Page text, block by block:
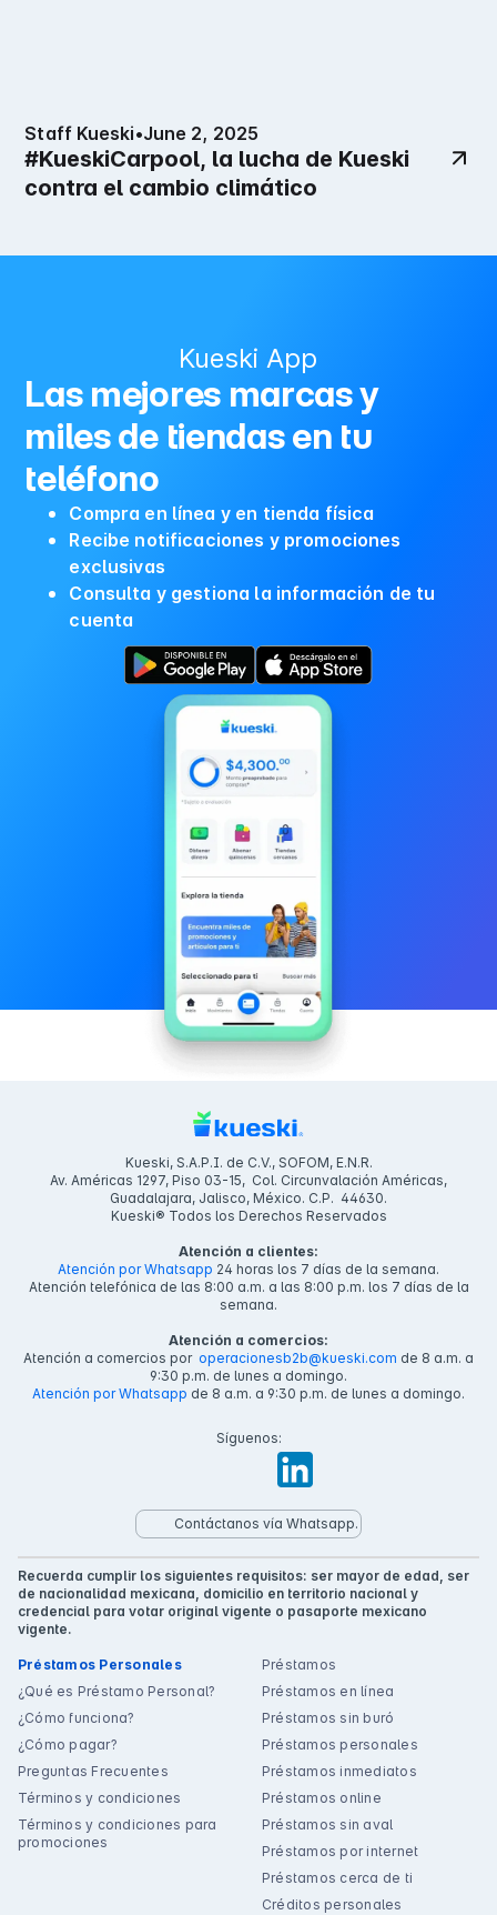
Staff Kueski•June 2, 2025
#KueskiCarpool, la lucha de Kueski
contra el cambio climático
Kueski App
Las mejores marcas y
miles de tiendas en tu
teléfono
Compra en línea y en tienda física
Recibe notificaciones y promociones
exclusivas
Consulta y gestiona la información de tu
cuenta
Kueski, S.A.P.I. de C.V., SOFOM, E.N.R.
Av. Américas 1297, Piso 03-15, Col. Circunvalación Américas,
Guadalajara, Jalisco, México. C.P. 44630.
Kueski® Todos los Derechos Reservados
Atención a clientes:
Atención por Whatsapp 24 horas los 7 días de la semana.
Atención telefónica de las 8:00 a.m. a las 8:00 p.m. los 7 días de la
semana.
Atención a comercios:
Atención a comercios por operacionesb2b@kueski.com de 8 a.m. a
9:30 p.m. de lunes a domingo.
Atención por Whatsapp de 8 a.m. a 9:30 p.m. de lunes a domingo.
Síguenos:
Contáctanos vía Whatsapp.
Recuerda cumplir los siguientes requisitos: ser mayor de edad, ser
de nacionalidad mexicana, domicilio en territorio nacional y
credencial para votar original vigente o pasaporte mexicano
vigente.
Préstamos Personales
¿Qué es Préstamo Personal?
¿Cómo funciona?
¿Cómo pagar?
Preguntas Frecuentes
Términos y condiciones
Términos y condiciones para
promociones
Préstamos
Préstamos en línea
Préstamos sin buró
Préstamos personales
Préstamos inmediatos
Préstamos online
Préstamos sin aval
Préstamos por internet
Préstamos cerca de ti
Créditos personales